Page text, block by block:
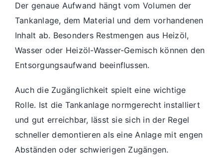
Der genaue Aufwand hängt vom Volumen der
Tankanlage, dem Material und dem vorhandenen
Inhalt ab. Besonders Restmengen aus Heizöl,
Wasser oder Heizöl-Wasser-Gemisch können den
Entsorgungsaufwand beeinflussen.
Auch die Zugänglichkeit spielt eine wichtige
Rolle. Ist die Tankanlage normgerecht installiert
und gut erreichbar, lässt sie sich in der Regel
schneller demontieren als eine Anlage mit engen
Abständen oder schwierigen Zugängen.